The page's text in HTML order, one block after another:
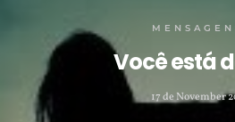
Você está
17 de November